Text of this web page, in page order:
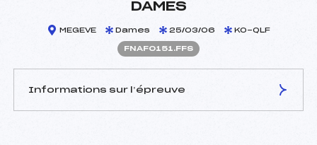
DAMES
MEGEVE Dames 25/03/06 KO-QLF
FNAF0151.FFS
Informations sur l’épreuve